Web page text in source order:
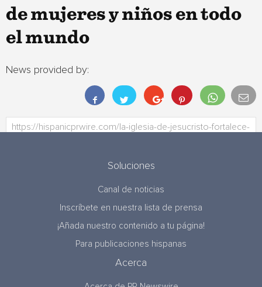
de mujeres y niños en todo
el mundo
News provided by:
Soluciones
Canal de noticias
Inscríbete en nuestra lista de prensa
¡Añada nuestro contenido a tu página!
Para publicaciones hispanas
Acerca